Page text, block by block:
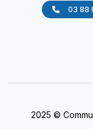
03 88
2025 ©